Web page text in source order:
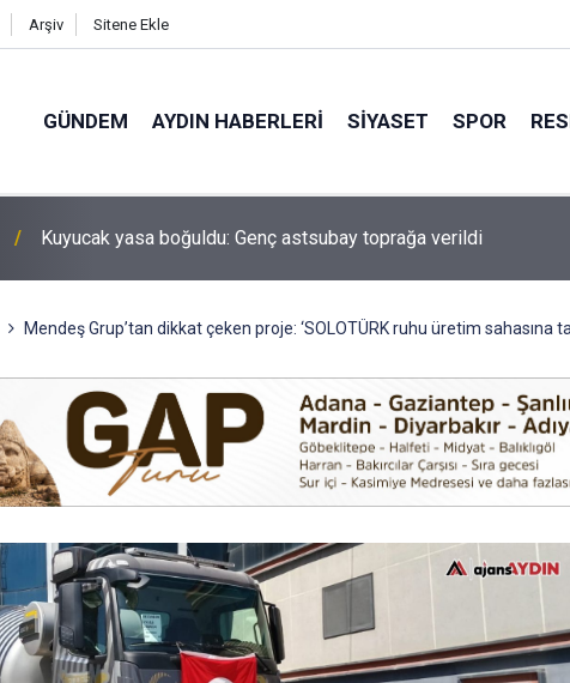
Arşiv Sitene Ekle
GÜNDEM AYDIN HABERLERI SIYASET SPOR
Erdoğan'ın müjdesi hayata geçiyor! Aydın Şehir Hastanesi'nde ilk
Mendeş Grup’tan dikkat çeken proje: ‘SOLOTÜRK ruhu üretim sahasına